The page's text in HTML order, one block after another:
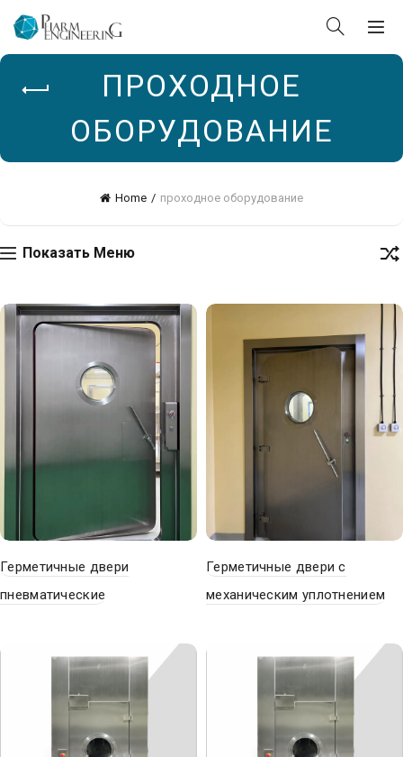
ПРОХОДНОЕ
ОБОРУДОВАНИЕ
Home проходное оборудование
Показать Меню
Герметичные двери
пневматические
Герметичные двери с
механическим уплотнением